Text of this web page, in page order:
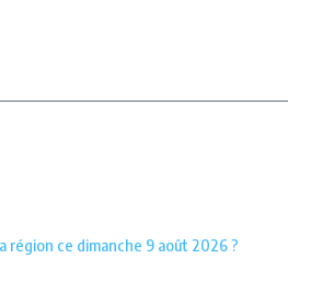
région ce dimanche 9 août 2026 ?